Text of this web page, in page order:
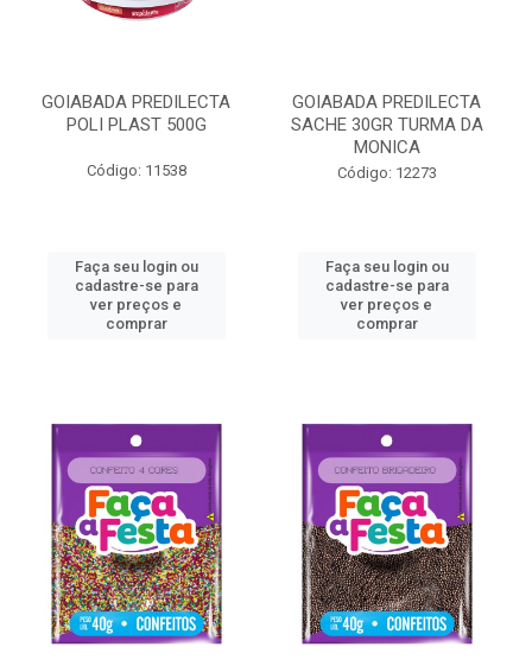
GOIABADA PREDILECTA
POLI PLAST 500G
Código: 11538
Faça seu login ou
cadastre-se para
ver preços e
comprar
GOIABADA PREDILECTA
SACHE 30GR TURMA DA
MONICA
Código: 12273
Faça seu login ou
cadastre-se para
ver preços e
comprar